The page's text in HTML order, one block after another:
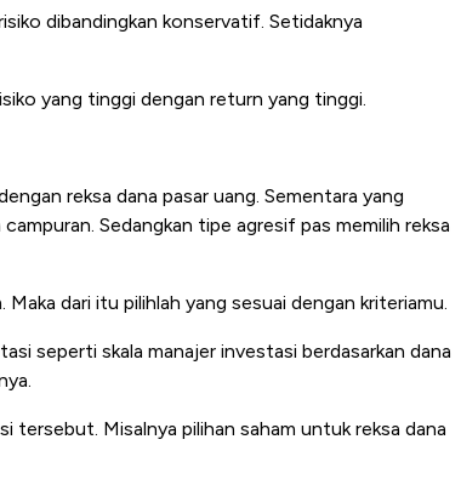
dibandingkan konservatif. Setidaknya
yang tinggi dengan return yang tinggi.
reksa dana pasar uang. Sementara yang
Sedangkan tipe agresif pas memilih reksa
dari itu pilihlah yang sesuai dengan kriteriamu.
seperti skala manajer investasi berdasarkan dana
tersebut. Misalnya pilihan saham untuk reksa dana